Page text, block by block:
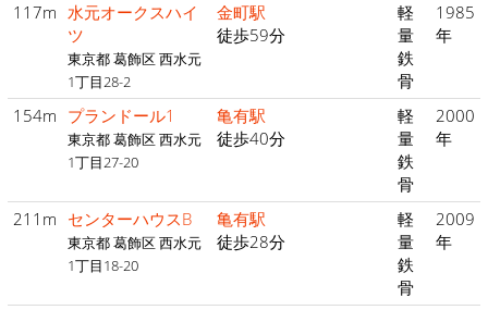
117m 水元オークスハイ
ツ
東京都 葛飾区 西水元
1丁目28-2
金町駅
徒歩59分
軽
量
鉄
骨
1985
年
154m プランドール1
東京都 葛飾区 西水元
1丁目27-20
亀有駅
徒歩40分
軽
量
鉄
骨
2000
年
211m センターハウスB
東京都 葛飾区 西水元
1丁目18-20
亀有駅
徒歩28分
軽
量
鉄
骨
2009
年